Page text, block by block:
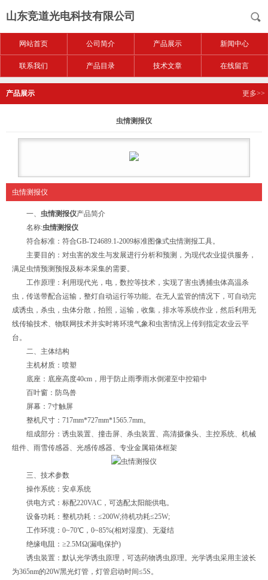
山东竞道光电科技有限公司
网站首页 公司简介 产品展示 新闻中心
联系我们 产品目录 技术文章 在线留言
产品展示 更多>>
虫情测报仪
虫情测报仪
一、 虫情测报仪产品简介
名称:虫情测报仪
符合标准：符合GB-T24689.1-2009标准图像式虫情测报工具。
主要目的：对虫害的发生与发展进行分析和预测，为现代农业提供服务，
满足虫情预测预报及标本采集的需要。
工作原理：利用现代光，电，数控等技术，实现了害虫诱捕虫体高温杀
虫，传送带配合运输，整灯自动运行等功能。在无人监管的情况下，可自动完
成诱虫，杀虫，虫体分散，拍照，运输，收集，排水等系统作业，然后利用无
线传输技术、物联网技术并实时将环境气象和虫害情况上传到指定农业云平
台。
二、主体结构
主机材质：喷塑
底座：底座高度40cm，用于防止雨季雨水倒灌至中控箱中
百叶窗：防鸟兽
屏幕：7寸触屏
整机尺寸：717mm*727mm*1565.7mm。
组成部分：诱虫装置、撞击屏、杀虫装置、高清摄像头、主控系统、机械
组件、雨雪传感器、光感传感器、专业金属箱体框架
三、技术参数
操作系统：安卓系统
供电方式：标配220VAC，可选配太阳能供电。
设备功耗：整机功耗：≤200W;待机功耗≤25W;
工作环境：0~70℃，0~85%(相对湿度)、无凝结
绝缘电阻：≥2.5MΩ(漏电保护)
诱虫装置：默认光学诱虫原理，可选药物诱虫原理。光学诱虫采用主波长
为365nm的20W黑光灯管，灯管启动时间≤5S。